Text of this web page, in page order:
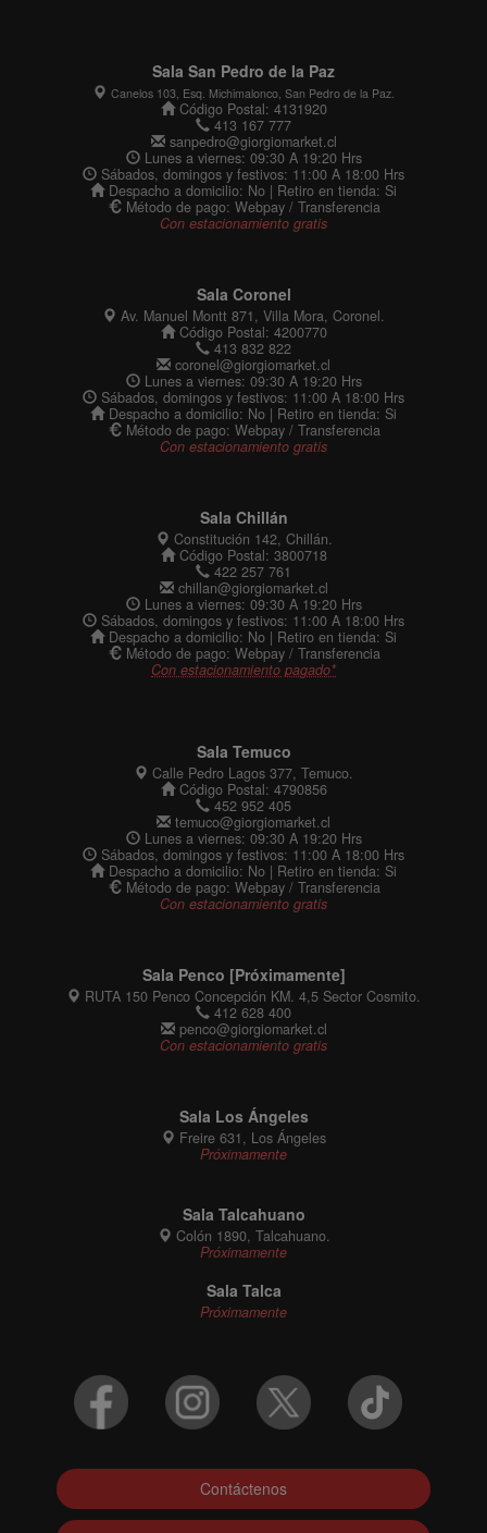
Sala San Pedro de la Paz
Canelos 103, Esq. Michimalonco, San Pedro de la Paz.
Código Postal: 4131920
413 167 777
sanpedro@giorgiomarket.cl
Lunes a viernes: 09:30 A 19:20 Hrs
Sábados, domingos y festivos: 11:00 A 18:00 Hrs
Despacho a domicilio: No | Retiro en tienda: Si
Método de pago: Webpay / Transferencia
Con estacionamiento gratis
Sala Coronel
Av. Manuel Montt 871, Villa Mora, Coronel.
Código Postal: 4200770
413 832 822
coronel@giorgiomarket.cl
Lunes a viernes: 09:30 A 19:20 Hrs
Sábados, domingos y festivos: 11:00 A 18:00 Hrs
Despacho a domicilio: No | Retiro en tienda: Si
Método de pago: Webpay / Transferencia
Con estacionamiento gratis
Sala Chillán
Constitución 142, Chillán.
Código Postal: 3800718
422 257 761
chillan@giorgiomarket.cl
Lunes a viernes: 09:30 A 19:20 Hrs
Sábados, domingos y festivos: 11:00 A 18:00 Hrs
Despacho a domicilio: No | Retiro en tienda: Si
Método de pago: Webpay / Transferencia
Con estacionamiento pagado*
Sala Temuco
Calle Pedro Lagos 377, Temuco.
Código Postal: 4790856
452 952 405
temuco@giorgiomarket.cl
Lunes a viernes: 09:30 A 19:20 Hrs
Sábados, domingos y festivos: 11:00 A 18:00 Hrs
Despacho a domicilio: No | Retiro en tienda: Si
Método de pago: Webpay / Transferencia
Con estacionamiento gratis
Sala Penco [Próximamente]
RUTA 150 Penco Concepción KM. 4,5 Sector Cosmito.
412 628 400
penco@giorgiomarket.cl
Con estacionamiento gratis
Sala Los Ángeles
Freire 631, Los Ángeles
Próximamente
Sala Talcahuano
Colón 1890, Talcahuano.
Próximamente
Sala Talca
Próximamente
Contáctenos